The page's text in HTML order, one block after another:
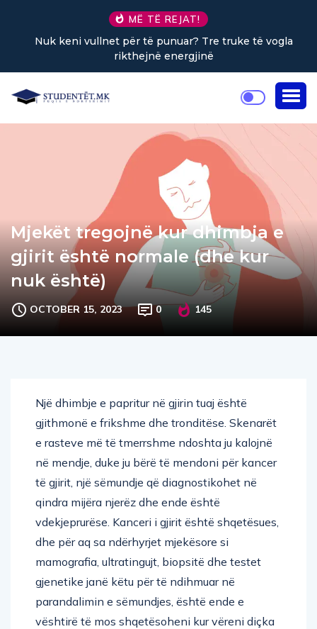
MË TË REJAT!
Nuk keni vullnet për të punuar? Tre truke të vogla
rikthejnë energjinë
Mjekët tregojnë kur dhimbja e
gjirit është normale (dhe kur
nuk është)
OCTOBER 15, 2023 0 145
Një dhimbje e papritur në gjirin tuaj është
gjithmonë e frikshme dhe tronditëse. Skenarët
e rasteve më të tmerrshme ndoshta ju kalojnë
në mendje, duke ju bërë të mendoni për kancer
të gjirit, një sëmundje që diagnostikohet në
qindra mijëra njerëz dhe ende është
vdekjeprurëse. Kanceri i gjirit është shqetësues,
dhe për aq sa ndërhyrjet mjekësore si
mamografia, ultratingujt, biopsitë dhe testet
gjenetike janë këtu për të ndihmuar në
parandalimin e sëmundjes, është ende e
vështirë të mos shqetësoheni kur vëreni diçka